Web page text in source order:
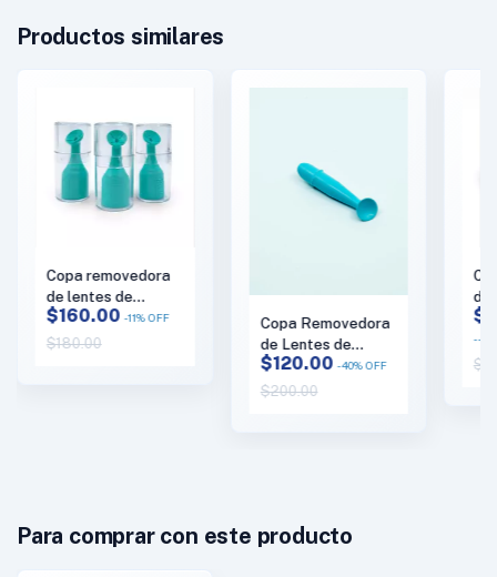
Productos similares
Copa removedora
de lentes de
contacto blandos,
híbridos y
$160.00 -11%OFF
$180.00
Copa Removedora
de Lentes de
Contacto Duros –
DMV 45 Aqua
$120.00 -40%OFF
$200.00
de
--58
Para comprar con este producto